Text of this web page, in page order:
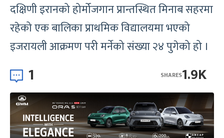
दक्षिणी इरानको होर्मोजगान प्रान्तस्थित मिनाब सहरमा
रहेको एक बालिका प्राथमिक विद्यालयमा भएको
इजरायली आक्रमण परी मर्नेको संख्या २४ पुगेको हो ।
1 1.9K
SHARES